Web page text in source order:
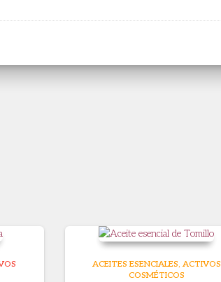
ACEITES ESENCIALES ACTIVOS
COSMÉTICOS